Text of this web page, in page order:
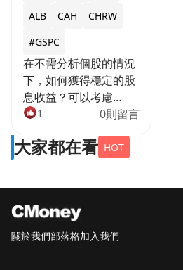
ALB
CAH
CHRW
#GSPC
在不需分析個股的情況
下，如何獲得穩定的股
息收益？可以考慮
Schwab U.S. Dividend
ProShares S&P 500
股票，提供投資人一個
簡單的方法來接觸股息
類股。然而，這兩者在
1 0則留言
大家都在看 HOT
關於我們部落格加入我們